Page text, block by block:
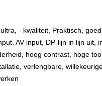
- kwaliteit, Praktisch, goed
AV-input, DP-lijn in lijn uit,
hoog contrast, hoge
verlengbare,